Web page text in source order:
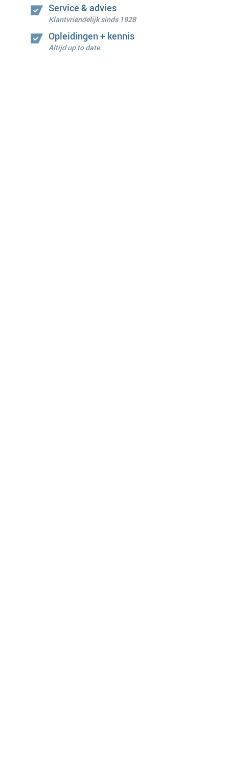
Service & advies
Klantvriendelijk sinds 1928
Opleidingen + kennis
Altijd up to date